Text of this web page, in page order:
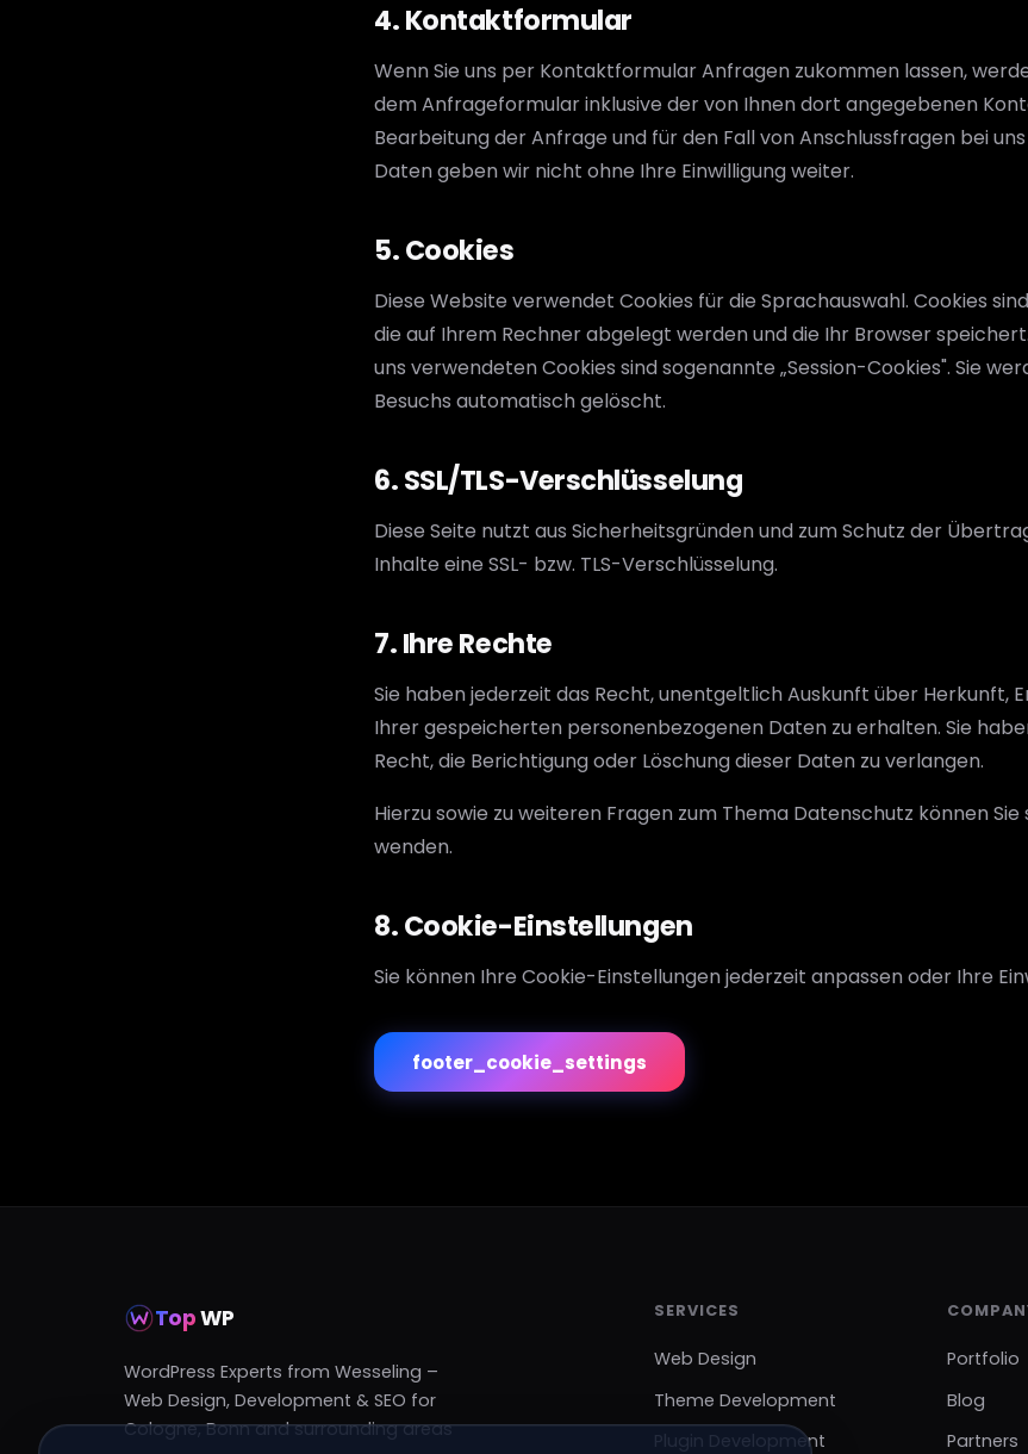
4. Kontaktformular
Wenn Sie uns per Kontaktformular Anfragen zukommen lassen,
dem Anfrageformular inklusive der von Ihnen dort angegebenen
Bearbeitung der Anfrage und für den Fall von Anschlussfragen bei
Daten geben wir nicht ohne Ihre Einwilligung weiter.
5. Cookies
Diese Website verwendet Cookies für die Sprachauswahl. Cookies
die auf Ihrem Rechner abgelegt werden und die Ihr Browser
uns verwendeten Cookies sind sogenannte „Session-Cookies". Sie
Besuchs automatisch gelöscht.
6. SSL/TLS-Verschlüsselung
Diese Seite nutzt aus Sicherheitsgründen und zum Schutz der
Inhalte eine SSL- bzw. TLS-Verschlüsselung.
7. Ihre Rechte
Sie haben jederzeit das Recht, unentgeltlich Auskunft über Herkunft,
Ihrer gespeicherten personenbezogenen Daten zu erhalten. Sie
Recht, die Berichtigung oder Löschung dieser Daten zu verlangen.
Hierzu sowie zu weiteren Fragen zum Thema Datenschutz können Sie
wenden.
8. Cookie-Einstellungen
Sie können Ihre Cookie-Einstellungen jederzeit anpassen oder Ihre
footer_cookie_settings
TopWP
WordPress Experts from Wesseling –
Web Design, Development & SEO for
Cologne, Bonn and surrounding areas
SERVICES
Web Design
Theme Development
Plugin Development
Portfolio
Blog
Partners